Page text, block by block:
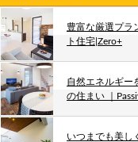
豊富な厳選プラ
ト住宅|Zero+
自然エネルギー
の住まい ｜
いつまでも美し